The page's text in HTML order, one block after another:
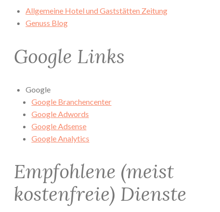
Allgemeine Hotel und Gaststätten Zeitung
Genuss Blog
Google Links
Google
Google Branchencenter
Google Adwords
Google Adsense
Google Analytics
Empfohlene (meist
kostenfreie) Dienste